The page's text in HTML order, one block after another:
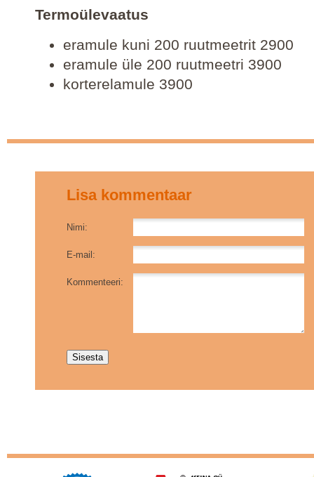
Termoülevaatus
eramule kuni 200 ruutmeetrit 2900
eramule üle 200 ruutmeetri 3900
korterelamule 3900
Lisa kommentaar
Nimi:
E-mail:
Kommenteeri: